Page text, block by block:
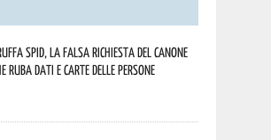
Spid, la falsa richiesta del canone
ruba dati e carte delle persone